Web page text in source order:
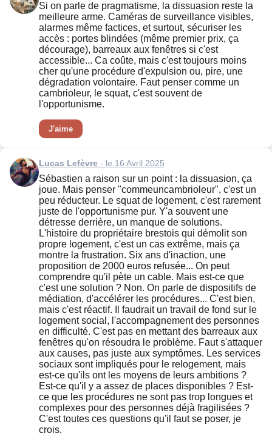
Si on parle de pragmatisme, la dissuasion reste la
meilleure arme. Caméras de surveillance visibles,
alarmes même factices, et surtout, sécuriser les
accès : portes blindées (même premier prix, ça
décourage), barreaux aux fenêtres si c'est
accessible... Ca coûte, mais c'est toujours moins
cher qu'une procédure d'expulsion ou, pire, une
dégradation volontaire. Faut penser comme un
cambrioleur, le squat, c'est souvent de
l'opportunisme.
J'aime
Lucas Lefèvre - le 16 Avril 2025
Sébastien a raison sur un point : la dissuasion, ça
joue. Mais penser "commeuncambrioleur", c'est un
peu réducteur. Le squat de logement, c'est rarement
juste de l'opportunisme pur. Y'a souvent une
détresse derrière, un manque de solutions.
L'histoire du propriétaire brestois qui démolit son
propre logement, c'est un cas extrême, mais ça
montre la frustration. Six ans d'inaction, une
proposition de 2000 euros refusée... On peut
comprendre qu'il pète un cable. Mais est-ce que
c'est une solution ? Non. On parle de dispositifs de
médiation, d'accélérer les procédures... C'est bien,
mais c'est réactif. Il faudrait un travail de fond sur le
logement social, l'accompagnement des personnes
en difficulté. C'est pas en mettant des barreaux aux
fenêtres qu'on résoudra le problème. Faut s'attaquer
aux causes, pas juste aux symptômes. Les services
sociaux sont impliqués pour le relogement, mais
est-ce qu'ils ont les moyens de leurs ambitions ?
Est-ce qu'il y a assez de places disponibles ? Est-
ce que les procédures ne sont pas trop longues et
complexes pour des personnes déjà fragilisées ?
C'est toutes ces questions qu'il faut se poser, je
crois.